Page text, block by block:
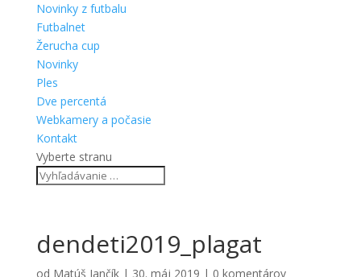
Novinky z futbalu
Futbalnet
Žerucha cup
Novinky
Ples
Dve percentá
Webkamery a počasie
Kontakt
Vyberte stranu
dendeti2019_plagat
od Matúš Jančík| 30. máj 2019 | 0 komentárov